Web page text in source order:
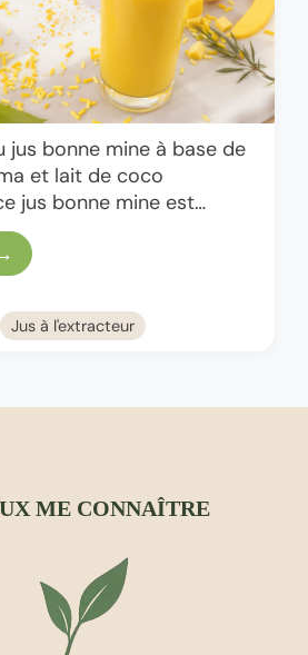
jus bonne mine à base de
et lait de coco
jus bonne mine est
chez moi,
cherche …
Jus à l'extracteur
ME CONNAÎTRE